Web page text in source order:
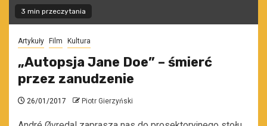
3 min przeczytania
Artykuły Film Kultura
„Autopsja Jane Doe” – śmierć
przez zanudzenie
26/01/2017 Piotr Gierzyński